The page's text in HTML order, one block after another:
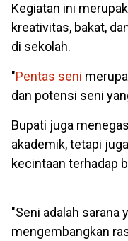
Kegiatan ini
kreativitas, bakat,
di sekolah.
"Pentas seni
dan potensi seni
Bupati juga
akademik, tetapi
kecintaan terhadap
"Seni adalah sarana
mengembangkan